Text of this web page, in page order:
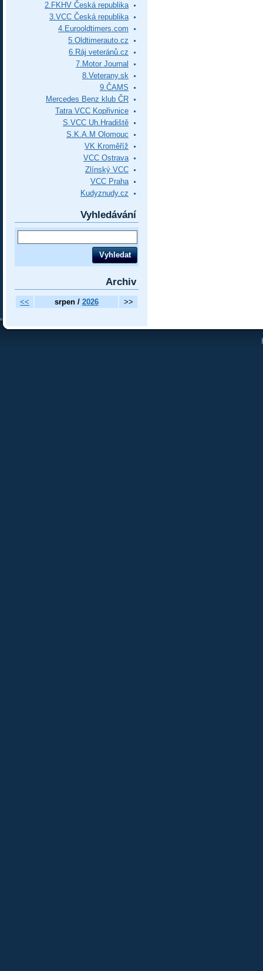
2.FKHV Česká republika
3.VCC Česká republika
4.Eurooldtimers.com
5.Oldtimerauto.cz
6.Ráj veteránů.cz
7.Motor Journal
8.Veterany.sk
9.ČAMS
Mercedes Benz klub ČR
Tatra VCC Kopřivnice
S.VCC Uh.Hradiště
S.K.A.M Olomouc
VK Kroměříž
VCC Ostrava
Zlínský VCC
VCC Praha
Kudyznudy.cz
Vyhledávání
Archiv
<< srpen / 2026 >>